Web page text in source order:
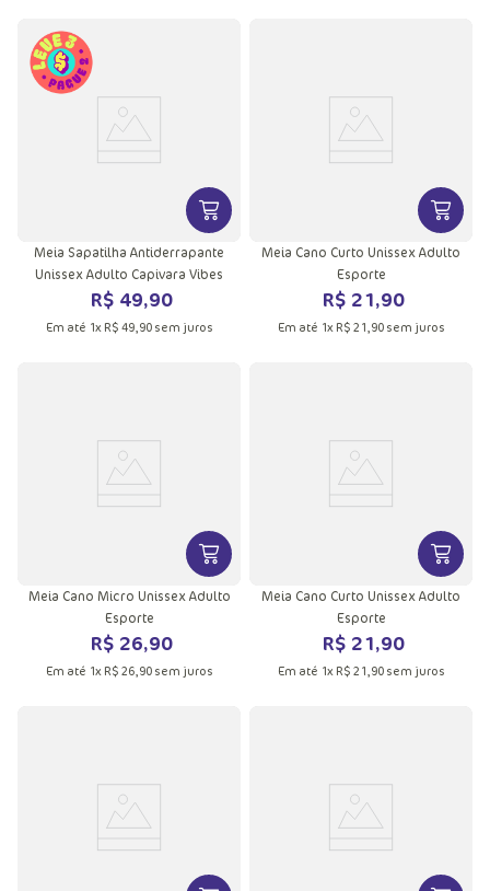
VER MAIS INFORMAÇÕES DO
Meia Sapatilha Antiderrapante
Unissex Adulto Capivara Vibes
R$ 49,90
Em até 1x R$ 49,90sem juros
VER
Meia Cano Curto Unissex Adulto
Esporte
R$ 21,90
Em até 1x R$ 21,90sem juros
VER MAIS INFORMAÇÕES DO
Meia Cano Micro Unissex Adulto
Esporte
R$ 26,90
Em até 1x R$ 26,90sem juros
VER
Meia Cano Curto Unissex Adulto
Esporte
R$ 21,90
Em até 1x R$ 21,90sem juros